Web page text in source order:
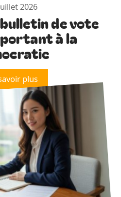
2026
de vote
à la
plus